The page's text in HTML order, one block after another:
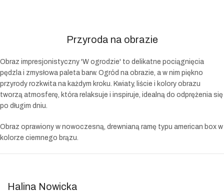
Przyroda na obrazie
Obraz impresjonistyczny 'W ogrodzie' to delikatne pociągnięcia
pędzla i zmysłowa paleta barw. Ogród na obrazie, a w nim piękno
przyrody rozkwita na każdym kroku. Kwiaty, liście i kolory obrazu
tworzą atmosferę, która relaksuje i inspiruje, idealną do odprężenia się
po długim dniu.
Obraz oprawiony w nowoczesną, drewnianą ramę typu american box w
kolorze ciemnego brązu.
Halina Nowicka